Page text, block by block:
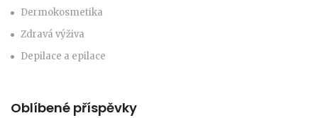
Dermokosmetika
Zdravá výživa
Depilace a epilace
Oblíbené příspěvky